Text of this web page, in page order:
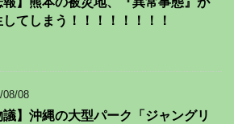
してしまう！！！！！！！！
08/08
議】沖縄の大型パーク「ジャングリ